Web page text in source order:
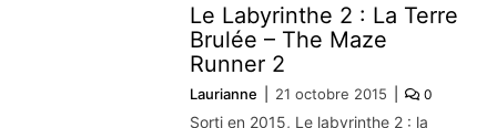
Le Labyrinthe 2 : La Terre
Brulée – The Maze
Runner 2
Laurianne 21 octobre 2015 0
Sorti en 2015, Le labyrinthe 2 : la